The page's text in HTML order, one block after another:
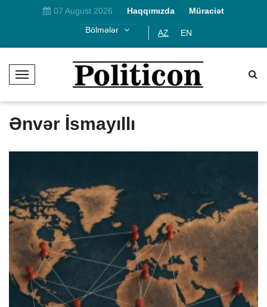
07 August 2026 Haqqımızda
Müraciət
Bölmələr
AZ EN
T
g
i
g
a
o
n
Ənvər İsmayıllı